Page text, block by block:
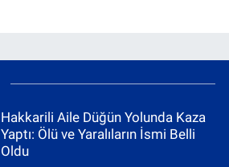
Hakkarili Aile Düğün Yolunda Kaza
Yaptı: Ölü ve Yaralıların İsmi Belli
Oldu